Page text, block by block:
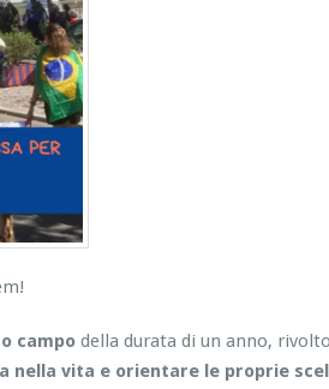
campo della durata di un anno,
nella vita e orientare le proprie